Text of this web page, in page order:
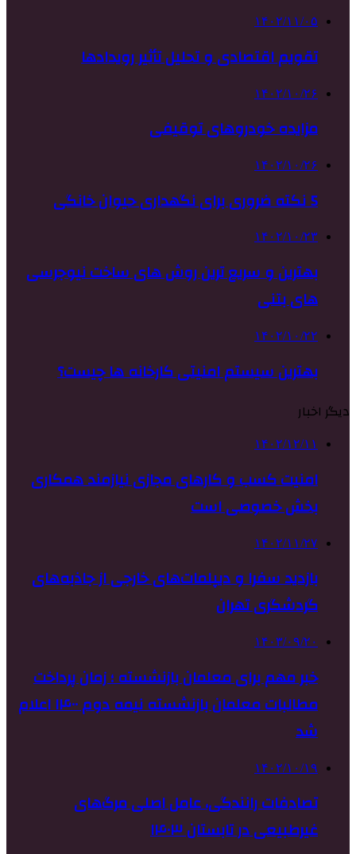
۱۴۰۲/۱۱/۰۵
تقویم اقتصادی و تحلیل تأثیر رویدادها
۱۴۰۲/۱۰/۲۶
مزایده خودروهای توقیفی
۱۴۰۲/۱۰/۲۶
5 نکته ضروری برای نگهداری حیوان خانگی
۱۴۰۲/۱۰/۲۳
بهترین و سریع ترین روش های ساخت نیوجرسی
های بتنی
۱۴۰۲/۱۰/۲۲
بهترین سیستم امنیتی کارخانه ها چیست؟
دیگر اخبار
۱۴۰۲/۱۲/۱۱
امنیت کسب‌ و کارهای مجازی نیازمند همکاری
بخش خصوصی است
۱۴۰۲/۱۱/۲۷
بازدید سفرا و دیپلمات‌های خارجی از جاذبه‌های
گردشگری تهران
۱۴۰۳/۰۹/۲۰
خبر مهم برای معلمان بازنشسته ؛ زمان پرداخت
مطالبات معلمان بازنشسته نیمه دوم ۱۴۰۰ اعلام
شد
۱۴۰۲/۱۰/۱۹
تصادفات رانندگی، عامل اصلی مرگ‌های
غیرطبیعی در تابستان ۱۴۰۳